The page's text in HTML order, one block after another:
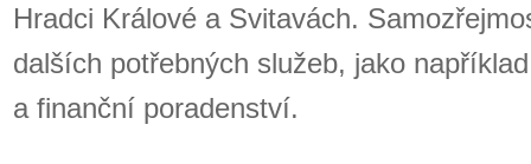
Hradci Králové a Svitavách.
dalších potřebných služeb, jako
a finanční poradenství.